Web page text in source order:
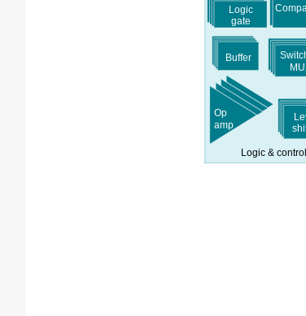
Logic & control
Buffer
Logic
gate
Op
amp